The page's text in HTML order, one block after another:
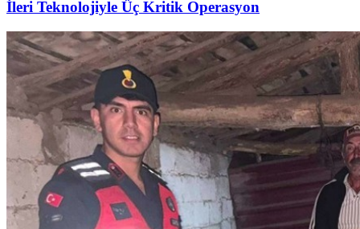
İleri Teknolojiyle Üç Kritik Operasyon